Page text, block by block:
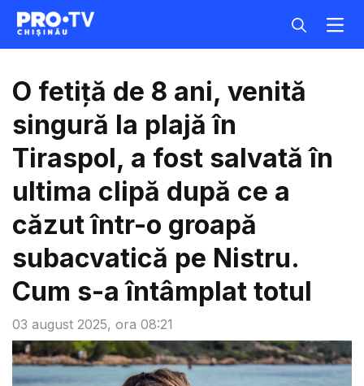
03 august 2025, ora 08:21
O fetiță de 8 ani, venită
singură la plajă în
Tiraspol, a fost salvată în
ultima clipă după ce a
căzut într-o groapă
subacvatică pe Nistru.
Cum s-a întâmplat totul